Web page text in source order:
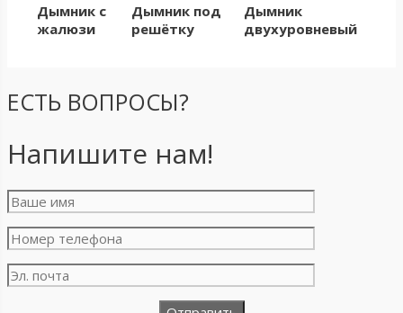
Дымник с
жалюзи
Дымник под
решётку
Дымник
двухуровневый
ЕСТЬ ВОПРОСЫ?
Напишите нам!